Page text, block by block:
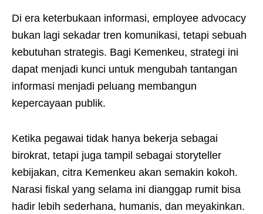
Di era keterbukaan informasi, employee advocacy
bukan lagi sekadar tren komunikasi, tetapi sebuah
kebutuhan strategis. Bagi Kemenkeu, strategi ini
dapat menjadi kunci untuk mengubah tantangan
informasi menjadi peluang membangun
kepercayaan publik.
Ketika pegawai tidak hanya bekerja sebagai
birokrat, tetapi juga tampil sebagai storyteller
kebijakan, citra Kemenkeu akan semakin kokoh.
Narasi fiskal yang selama ini dianggap rumit bisa
hadir lebih sederhana, humanis, dan meyakinkan.